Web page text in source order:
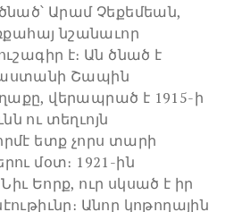
Արամ Չեքեմեան,
նշանաւոր
է։ Ան ծնած է
Շապին
վերապրած է 1915-ի
ու տեղւոյն
ետք չորս տարի
մօտ։ 1921-ին
Եորք, ուր սկսած է իր
Անոր կոթողային